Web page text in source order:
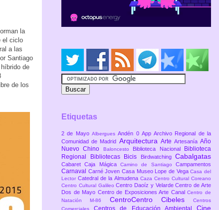
la
el ciclo
a las
Santiago
de
de los
Etiquetas
2 de Mayo AlberguesAndén 0 AppArchivo Regional de la
Comunidad de Madrid Arquitectura Arte ArtesaníaAño
Nuevo Chino
Baloncesto Biblioteca Nacional
Biblioteca
Regional
Bibliotecas Bicis Birdwatching Cabalgatas
CabaretCaja MágicaCamino de SantiagoCampamentos
Carnaval Carné JovenCasa Museo Lope de VegaCasa del
LectorCatedral de la Almudena Caza Centro Cultural Coreano
Centro Cultural GalileoCentro Daoíz y VelardeCentro de Arte
Dos de Mayo Centro de Exposiciones Arte CanalCentro de
Natación M-86 CentroCentro Cibeles
Centros
Cine